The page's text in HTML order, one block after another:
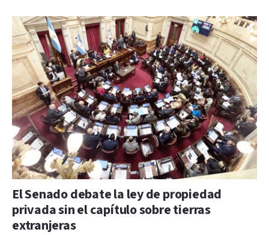
El Senado debate la ley de propiedad
privada sin el capítulo sobre tierras
extranjeras